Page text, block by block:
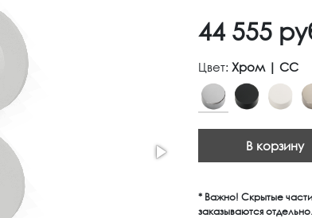
44 555
Цвет: Хром | CC
В корзину
* Важно! Скрытые
заказываются